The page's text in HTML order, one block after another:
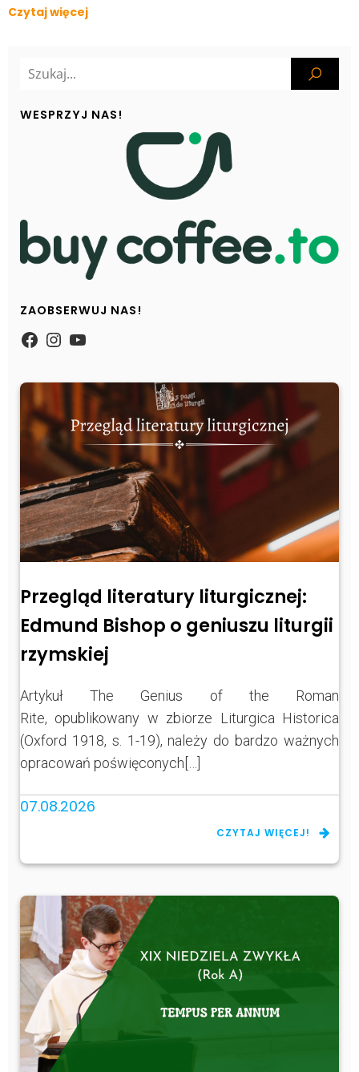
Czytaj więcej
WESPRZYJ NAS!
ZAOBSERWUJ NAS!
https://www.facebook.com/
Instagram
YouTube
Przegląd literatury liturgicznej:
Edmund Bishop o geniuszu liturgii
rzymskiej
Artykuł The Genius of the Roman
Rite, opublikowany w zbiorze Liturgica Historica
(Oxford 1918, s. 1-19), należy do bardzo ważnych
opracowań poświęconych[…]
07.08.2026
CZYTAJ WIĘCEJ!